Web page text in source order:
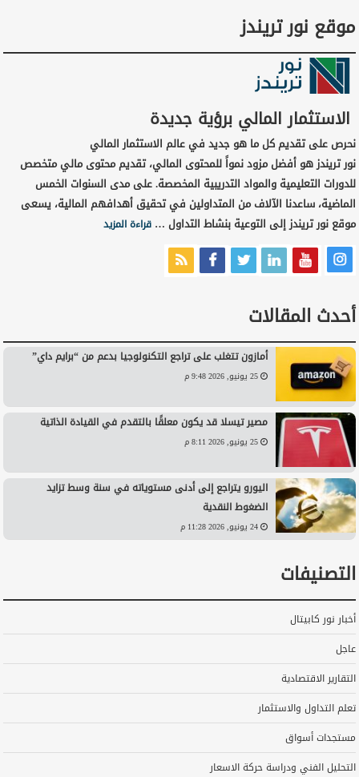
موقع نور تريندز
الاستثمار المالي برؤية جديدة
نحرص على تقديم كل ما هو جديد في عالم الاستثمار المالي
نور تريندز هو أفضل مزود نمواً للمحتوى المالي، تقديم محتوى مالي متخصص
للدورات التعليمية والمواد التدريبية المخصصة. على مدى السنوات الخمس
الماضية، ساعدنا الآلاف من المتداولين في تحقيق أهدافهم المالية، يسعى
موقع نور تريندز إلى التوعية بنشاط التداول …قراءة المزيد
أحدث المقالات
أمازون تتغلب على تراجع التكنولوجيا بدعم من “برايم داي”
25 يونيو, 2026 9:48 م
مصير تيسلا قد يكون معلقًا بالتقدم في القيادة الذاتية
25 يونيو, 2026 8:11 م
اليورو يتراجع إلى أدنى مستوياته في سنة وسط تزايد
الضغوط النقدية
24 يونيو, 2026 11:28 م
التصنيفات
أخبار نور كابيتال
عاجل
التقارير الاقتصادية
تعلم التداول والاستثمار
مستجدات أسواق
التحليل الفني ودراسة حركة الاسعار